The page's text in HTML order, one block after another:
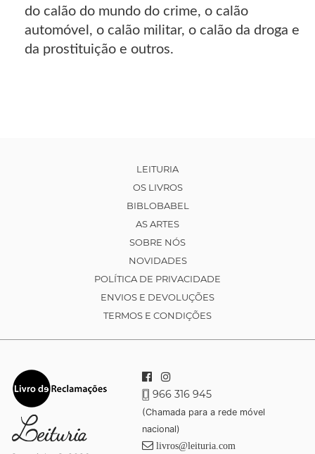
do calão do mundo do crime, o calão
automóvel, o calão militar, o calão da droga e
da prostituição e outros.
LEITURIA
OS LIVROS
BIBLOBABEL
AS ARTES
SOBRE NÓS
NOVIDADES
POLÍTICA DE PRIVACIDADE
ENVIOS E DEVOLUÇÕES
TERMOS E CONDIÇÕES
966 316 945
(Chamada para a rede móvel
nacional)
livros@leituria.com